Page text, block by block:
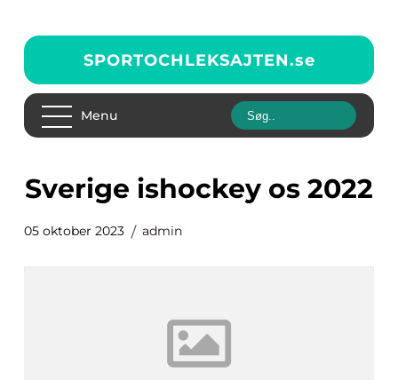
SPORTOCHLEKSAJTEN.se
Menu
sverige ishockey os 2022
05 oktober 2023 admin